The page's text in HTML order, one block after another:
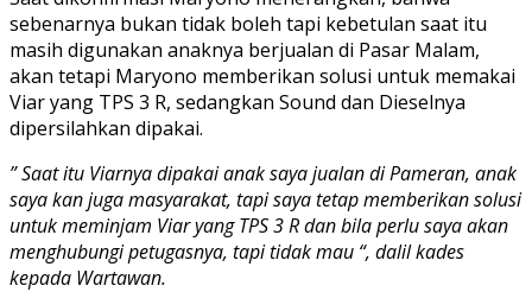
sebenarnya bukan tidak boleh tapi kebetulan saat itu
masih digunakan anaknya berjualan di Pasar Malam,
akan tetapi Maryono memberikan solusi untuk memakai
Viar yang TPS 3 R, sedangkan Sound dan Dieselnya
dipersilahkan dipakai.
” Saat itu Viarnya dipakai anak saya jualan di Pameran, anak
saya kan juga masyarakat, tapi saya tetap memberikan solusi
untuk meminjam Viar yang TPS 3 R dan bila perlu saya akan
menghubungi petugasnya, tapi tidak mau “, dalil kades
kepada Wartawan.